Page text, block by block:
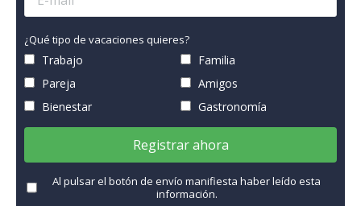
¿Qué tipo de vacaciones quieres?
Trabajo
Familia
Pareja
Amigos
Bienestar
Gastronomía
Registrar ahora
Al pulsar el botón de envío manifiesta haber leído esta
información.